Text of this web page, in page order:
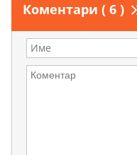
Коментари ( 6 )